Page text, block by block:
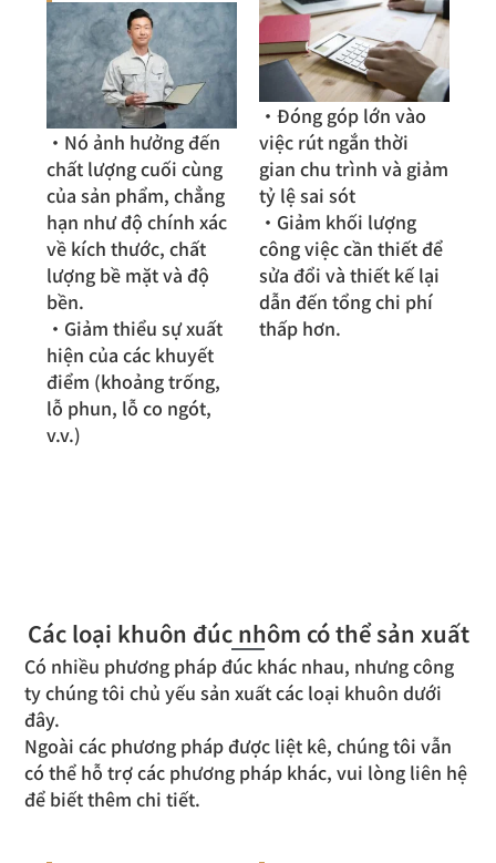
・Nó ảnh hưởng đến
chất lượng cuối cùng
của sản phẩm, chẳng
hạn như độ chính xác
về kích thước, chất
lượng bề mặt và độ
bền.
・Giảm thiểu sự xuất
hiện của các khuyết
điểm (khoảng trống,
lỗ phun, lỗ co ngót,
v.v.)
・Đóng góp lớn vào
việc rút ngắn thời
gian chu trình và giảm
tỷ lệ sai sót
・Giảm khối lượng
công việc cần thiết để
sửa đổi và thiết kế lại
dẫn đến tổng chi phí
thấp hơn.
Các loại khuôn đúc nhôm có thể sản xuất
Có nhiều phương pháp đúc khác nhau, nhưng công
ty chúng tôi chủ yếu sản xuất các loại khuôn dưới
đây.
Ngoài các phương pháp được liệt kê, chúng tôi vẫn
có thể hỗ trợ các phương pháp khác, vui lòng liên hệ
để biết thêm chi tiết.